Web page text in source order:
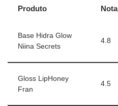
Produto Nota
Base Hidra Glow
Niina Secrets
4.8
Gloss LipHoney
Fran
4.5